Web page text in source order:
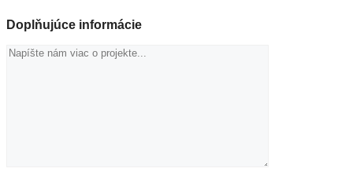
Doplňujúce informácie